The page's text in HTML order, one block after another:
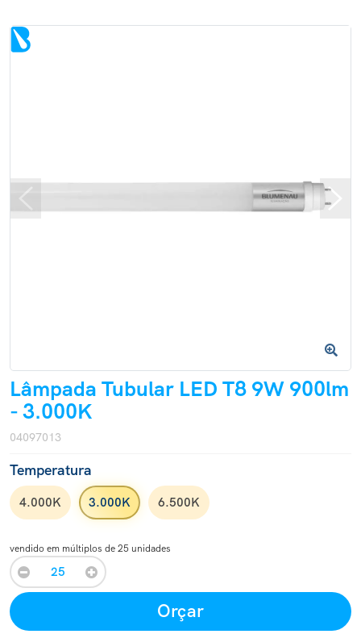
Lâmpada Tubular LED T8 9W 900lm
- 3.000K
04097013
Temperatura
4.000K 3.000K 6.500K
vendido em múltiplos de 25 unidades
Orçar